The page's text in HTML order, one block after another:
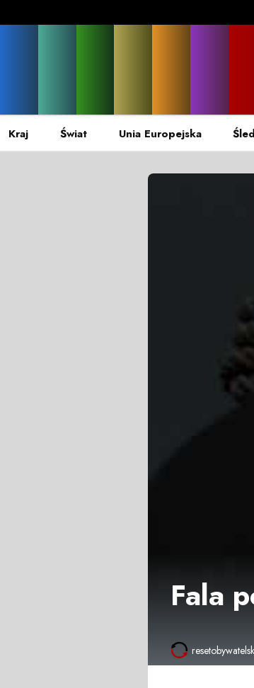
Kraj Świat Unia Europejska
Fala